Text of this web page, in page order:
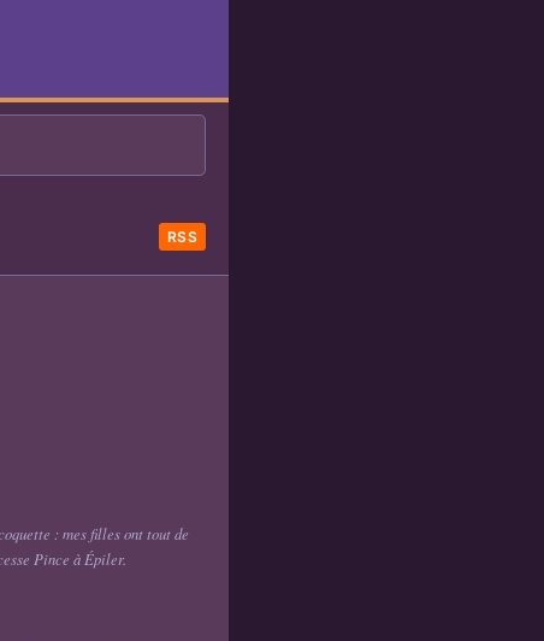
RSS
: mes filles ont tout de
Pince à Épiler.